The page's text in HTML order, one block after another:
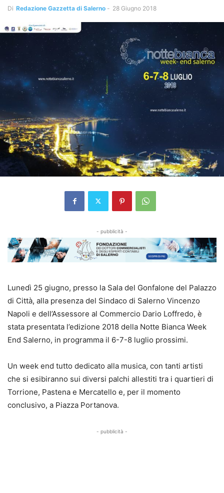
Di Redazione Gazzetta di Salerno - 28 Giugno 2018
- pubblicità -
Lunedì 25 giugno, presso la Sala del Gonfalone del Palazzo
di Città, alla presenza del Sindaco di Salerno Vincenzo
Napoli e dell’Assessore al Commercio Dario Loffredo, è
stata presentata l’edizione 2018 della Notte Bianca Week
End Salerno, in programma il 6-7-8 luglio prossimi.
Un week end tutto dedicato alla musica, con tanti artisti
che si esibiranno sui diversi palchi allestiti tra i quartieri di
Torrione, Pastena e Mercatello e, per il momento
conclusivo, a Piazza Portanova.
- pubblicità -